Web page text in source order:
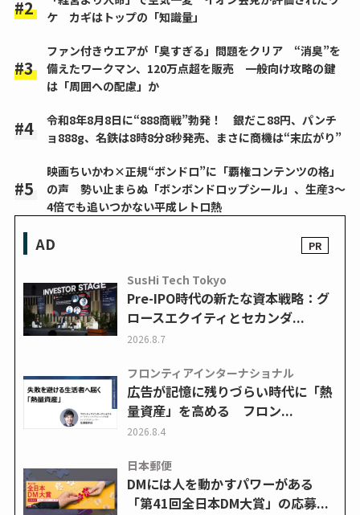
ケ カギはトップの「知識量」
ファン付きウエアが「臭すぎる」問題をクリア “消臭”を
備えたワークマン、120万点超を販売 一般向け攻略の鍵
は「周囲への配慮」か
令和8年8月8日に“888商戦”勃発！ 銀だこ88円、パンチ
ョ888g、名鉄は8時8分8秒発売、まさに商機は“末広がり”
映画ちいかわ×正規“ボンドロ”に「覇権コンテンツの格」
の声 勢い止まらぬ「ボンボンドロップシール」、生産3～
4倍でも追いつかない平成レトロ熱
AD
SusHi Tech Tokyo
Pre-IPO時代の新たな資本戦略：グ
ロースエクイティとセカンダ...
2026.8.7
フロンティアインターナショナル
広告が記憶に残りづらい時代に「熱
量資産」を高める フロン...
2026.8.4
日本郵便
DMには人を動かすパワーがある
「第41回全日本DM大賞」の応募...